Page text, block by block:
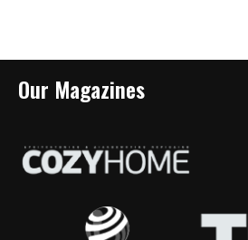
Our Magazines